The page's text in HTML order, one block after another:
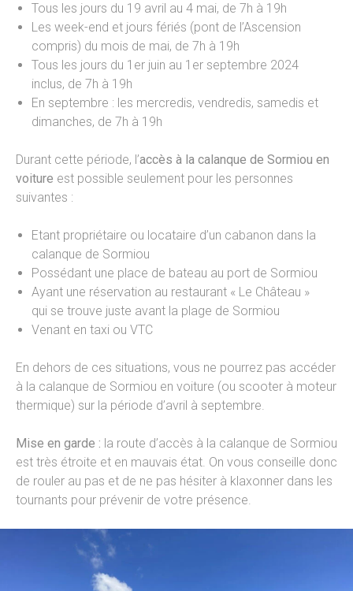
Tous les jours du 19 avril au 4 mai, de 7h à 19h
Les week-end et jours fériés (pont de l’Ascension
compris) du mois de mai, de 7h à 19h
Tous les jours du 1er juin au 1er septembre 2024
inclus, de 7h à 19h
En septembre : les mercredis, vendredis, samedis et
dimanches, de 7h à 19h
Durant cette période, l’accès à la calanque de Sormiou en
voiture est possible seulement pour les personnes
suivantes :
Etant propriétaire ou locataire d’un cabanon dans la
calanque de Sormiou
Possédant une place de bateau au port de Sormiou
Ayant une réservation au restaurant « Le Château »
qui se trouve juste avant la plage de Sormiou
Venant en taxi ou VTC
En dehors de ces situations, vous ne pourrez pas accéder
à la calanque de Sormiou en voiture (ou scooter à moteur
thermique) sur la période d’avril à septembre.
Mise en garde : la route d’accès à la calanque de Sormiou
est très étroite et en mauvais état. On vous conseille donc
de rouler au pas et de ne pas hésiter à klaxonner dans les
tournants pour prévenir de votre présence.